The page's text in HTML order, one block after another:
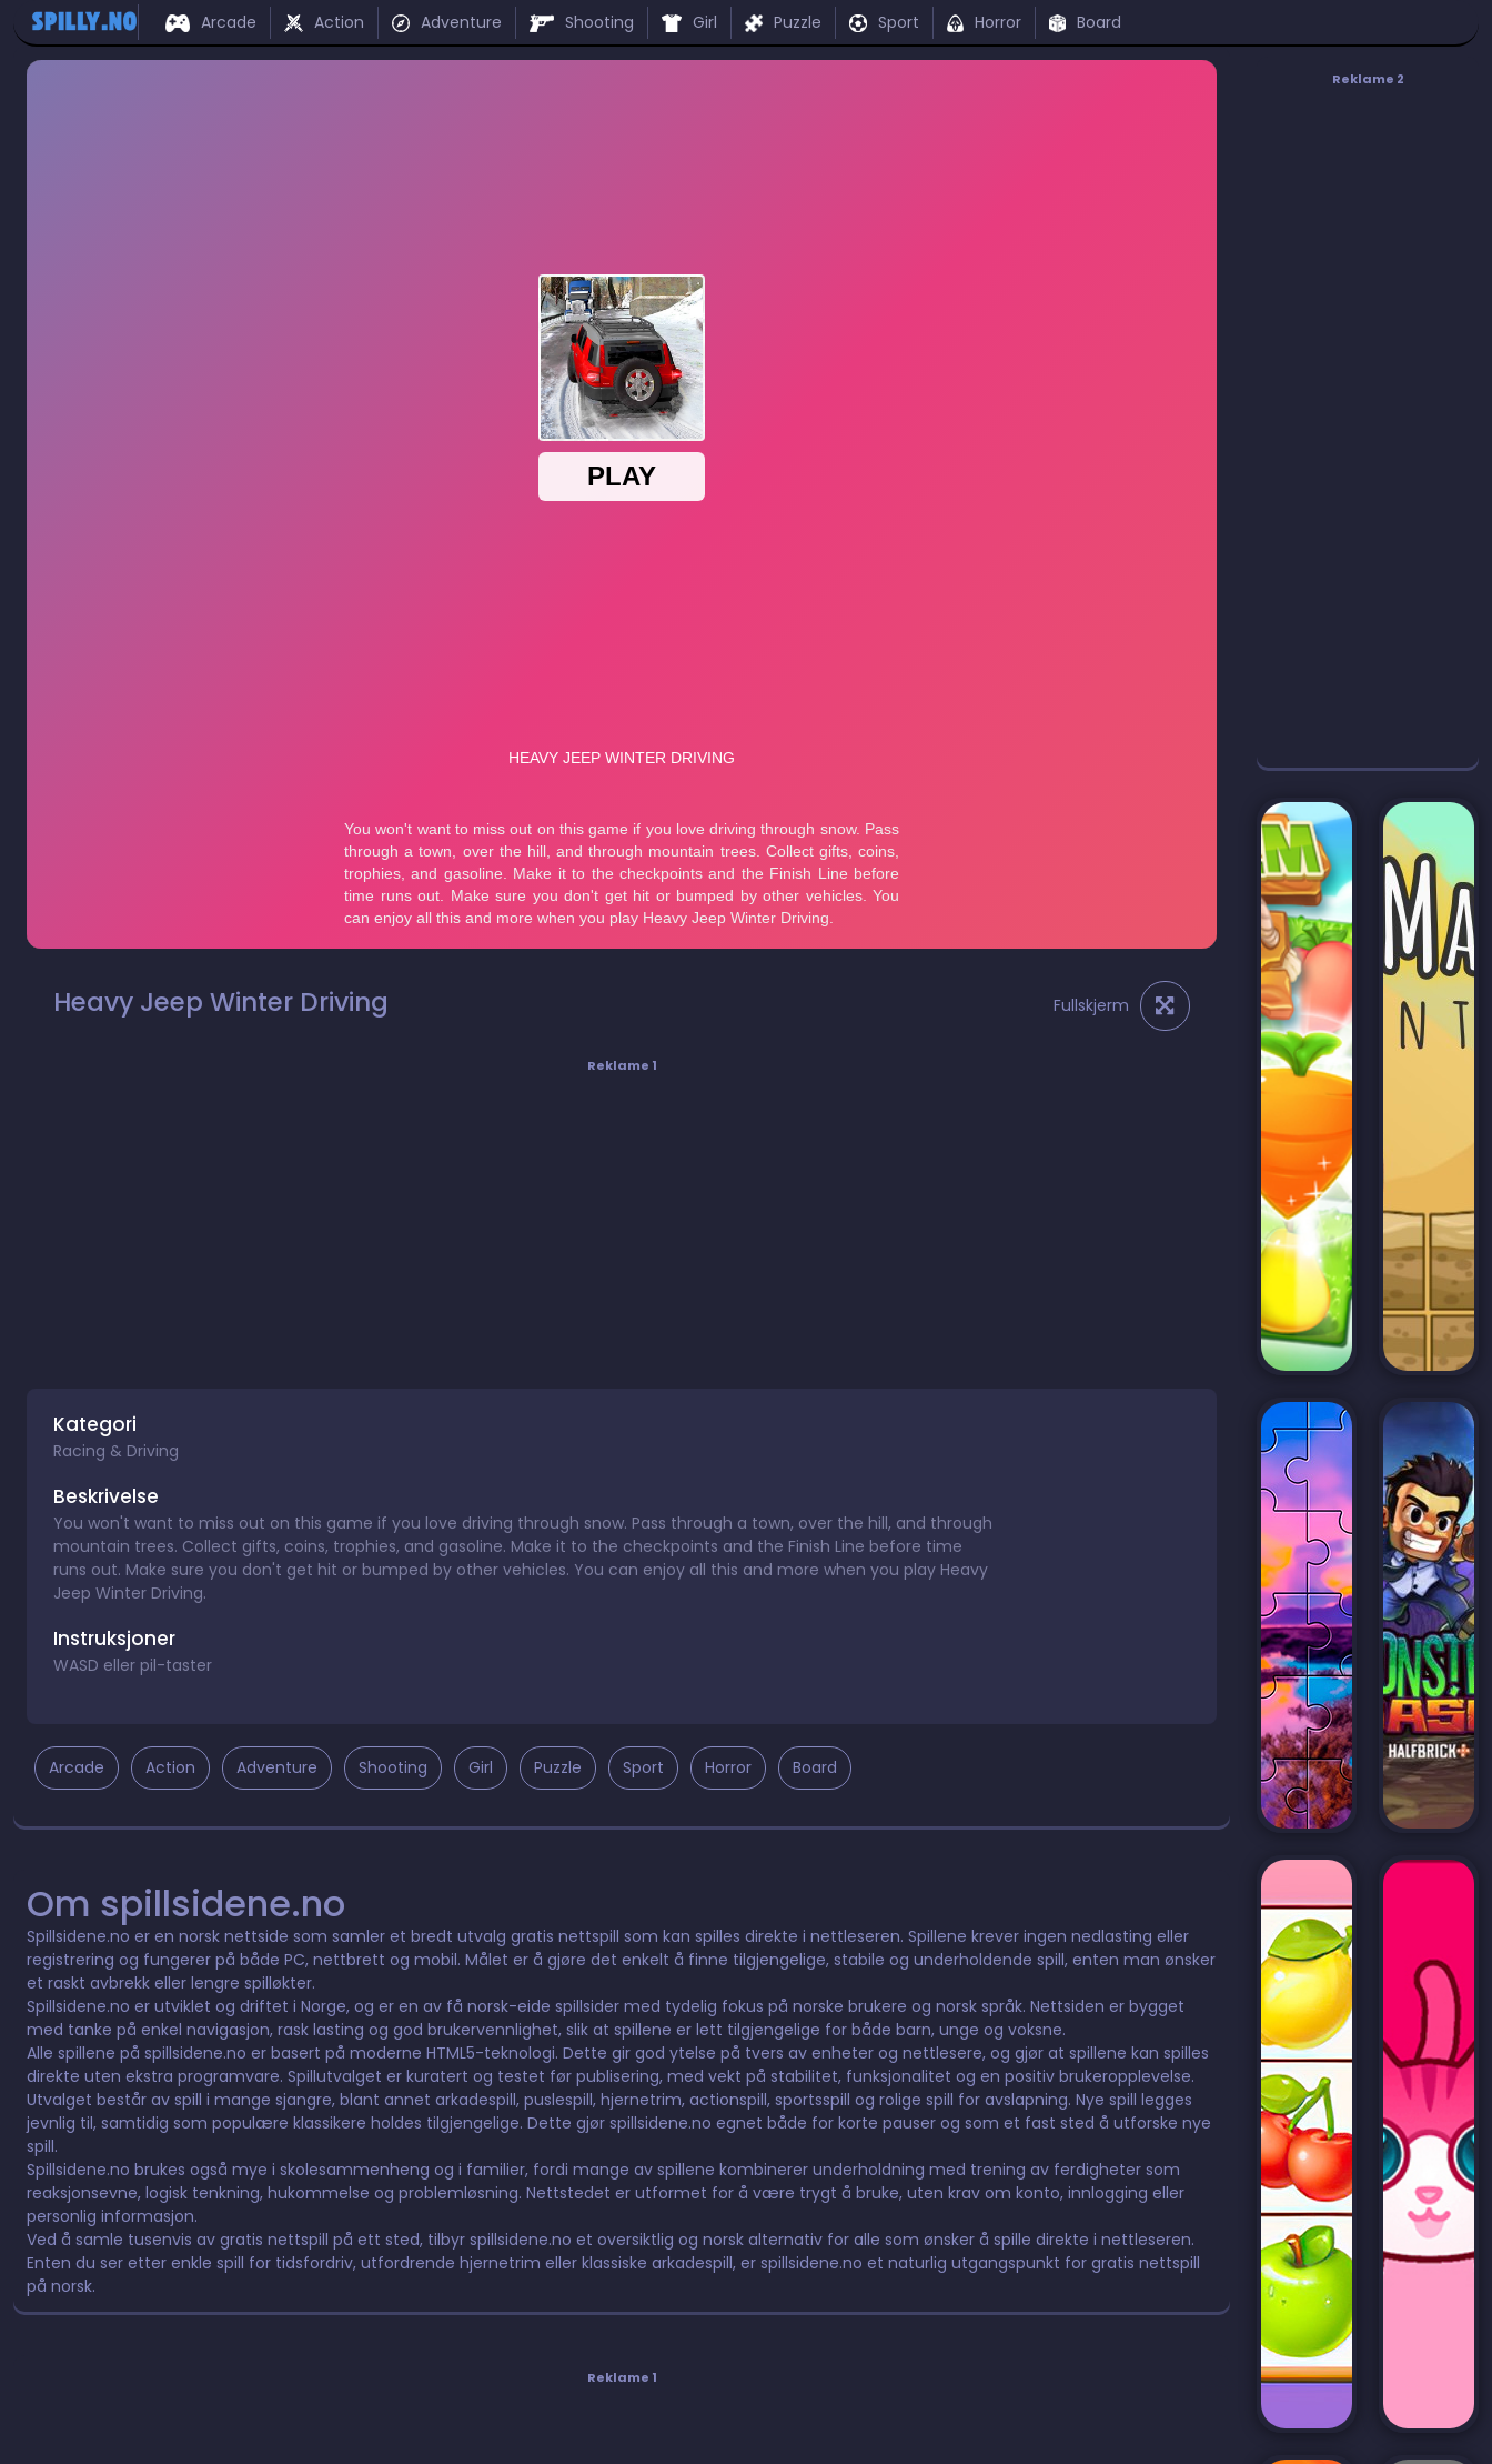
Arcade Action Adventure Shooting Girl Puzzle Sport Horror Board
Heavy Jeep Winter Driving Fullskjerm
Reklame 1
Kategori
Racing & Driving
Beskrivelse
You won't want to miss out on this game if you love driving through snow. Pass through a town, over the hill, and through
mountain trees. Collect gifts, coins, trophies, and gasoline. Make it to the checkpoints and the Finish Line before time
runs out. Make sure you don't get hit or bumped by other vehicles. You can enjoy all this and more when you play Heavy
Jeep Winter Driving.
Instruksjoner
WASD eller pil-taster
Arcade Action Adventure Shooting Girl Puzzle Sport Horror Board
Om spillsidene.no
Spillsidene.no er en norsk nettside som samler et bredt utvalg gratis nettspill som kan spilles direkte i nettleseren. Spillene krever ingen nedlasting eller
registrering og fungerer på både PC, nettbrett og mobil. Målet er å gjøre det enkelt å finne tilgjengelige, stabile og underholdende spill, enten man ønsker
et raskt avbrekk eller lengre spilløkter.
Spillsidene.no er utviklet og driftet i Norge, og er en av få norsk-eide spillsider med tydelig fokus på norske brukere og norsk språk. Nettsiden er bygget
med tanke på enkel navigasjon, rask lasting og god brukervennlighet, slik at spillene er lett tilgjengelige for både barn, unge og voksne.
Alle spillene på spillsidene.no er basert på moderne HTML5-teknologi. Dette gir god ytelse på tvers av enheter og nettlesere, og gjør at spillene kan spilles
direkte uten ekstra programvare. Spillutvalget er kuratert og testet før publisering, med vekt på stabilitet, funksjonalitet og en positiv brukeropplevelse.
Utvalget består av spill i mange sjangre, blant annet arkadespill, puslespill, hjernetrim, actionspill, sportsspill og rolige spill for avslapning. Nye spill legges
jevnlig til, samtidig som populære klassikere holdes tilgjengelige. Dette gjør spillsidene.no egnet både for korte pauser og som et fast sted å utforske nye
spill.
Spillsidene.no brukes også mye i skolesammenheng og i familier, fordi mange av spillene kombinerer underholdning med trening av ferdigheter som
reaksjonsevne, logisk tenkning, hukommelse og problemløsning. Nettstedet er utformet for å være trygt å bruke, uten krav om konto, innlogging eller
personlig informasjon.
Ved å samle tusenvis av gratis nettspill på ett sted, tilbyr spillsidene.no et oversiktlig og norsk alternativ for alle som ønsker å spille direkte i nettleseren.
Enten du ser etter enkle spill for tidsfordriv, utfordrende hjernetrim eller klassiske arkadespill, er spillsidene.no et naturlig utgangspunkt for gratis nettspill
på norsk.
Reklame 1
Reklame 2